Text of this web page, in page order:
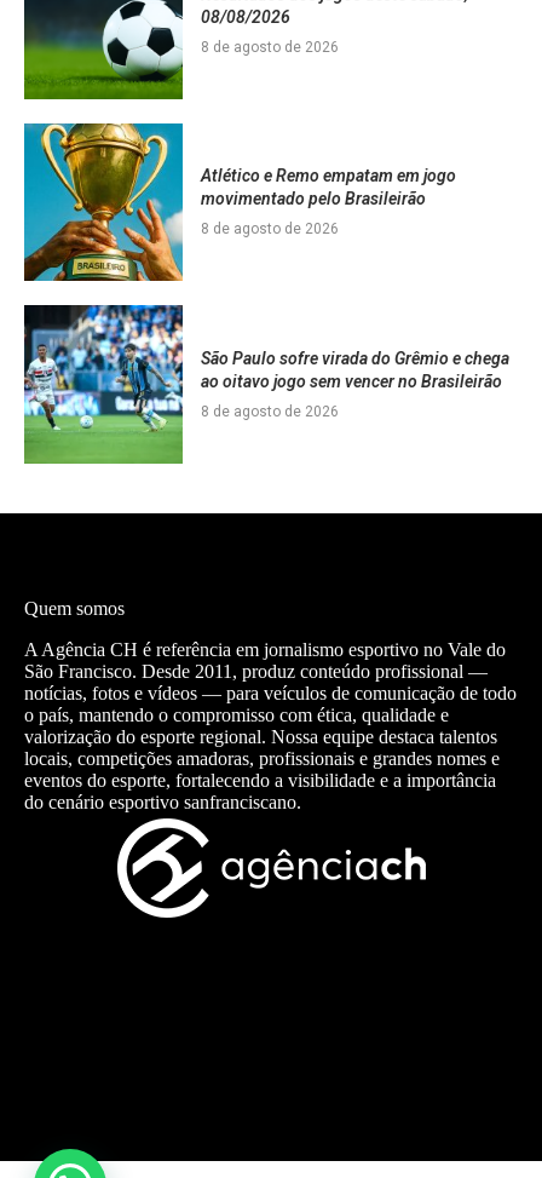
08/08/2026
8 de agosto de 2026
Atlético e Remo empatam em jogo
movimentado pelo Brasileirão
8 de agosto de 2026
São Paulo sofre virada do Grêmio e chega
ao oitavo jogo sem vencer no Brasileirão
8 de agosto de 2026
Quem somos
A Agência CH é referência em jornalismo esportivo no Vale do
São Francisco. Desde 2011, produz conteúdo profissional —
notícias, fotos e vídeos — para veículos de comunicação de todo
o país, mantendo o compromisso com ética, qualidade e
valorização do esporte regional. Nossa equipe destaca talentos
locais, competições amadoras, profissionais e grandes nomes e
eventos do esporte, fortalecendo a visibilidade e a importância
do cenário esportivo sanfranciscano.